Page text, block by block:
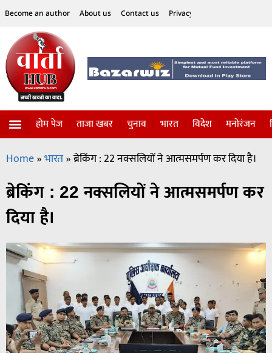
Become an author About us Contact us Privacy Policy
होम पेज ताजा खबर चुनाव भारत विदेश मनोरंजन
Home»भारत»ब्रेकिंग : 22 नक्सलियों ने आत्मसमर्पण कर दिया है।
ब्रेकिंग : 22 नक्सलियों ने आत्मसमर्पण कर
दिया है।